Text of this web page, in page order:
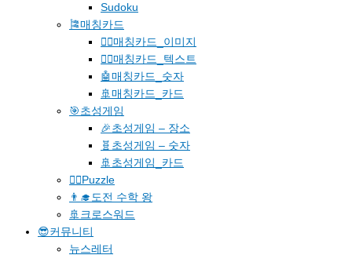
Sudoku
🎏매칭카드
🐱‍🚀매칭카드_이미지
🐱‍👓매칭카드_텍스트
🤖매칭카드_숫자
🚢매칭카드_카드
🎯초성게임
🎉초성게임 – 장소
🧬초성게임 – 숫자
🚢초성게임_카드
🧗‍♀️Puzzle
👨‍🎓도전 수학 왕
🚢크로스워드
😎커뮤니티
뉴스레터